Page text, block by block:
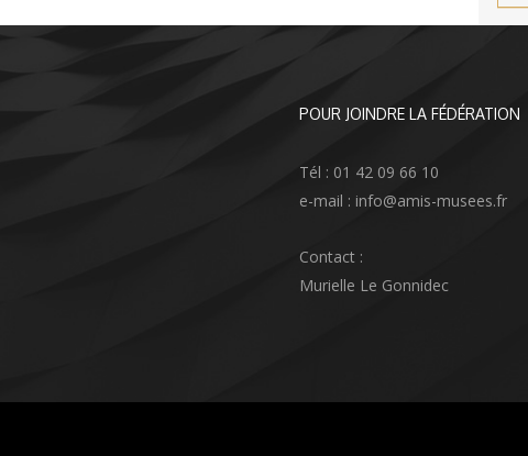
POUR JOINDRE LA FÉDÉRATION
Tél : 01 42 09 66 10
e-mail : info@amis-musees.fr
Contact :
Murielle Le Gonnidec